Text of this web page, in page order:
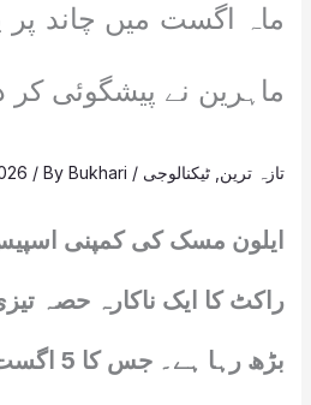
ماہ اگست میں چاند پر
ماہرین نے پیشگوئی کر
تازہ ترین ٹیکنالوجی /
/ ByBukhari
راکٹ کا ایک ناکارہ حصہ